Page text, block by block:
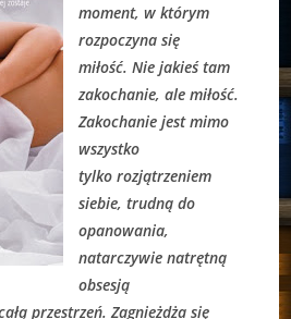
moment, w którym
rozpoczyna się
miłość. Nie jakieś tam
zakochanie, ale miłość.
Zakochanie jest mimo
wszystko
tylko rozjątrzeniem
siebie, trudną do
opanowania,
natarczywie natrętną
obsesją
przestrzeń. Zagnieżdża się